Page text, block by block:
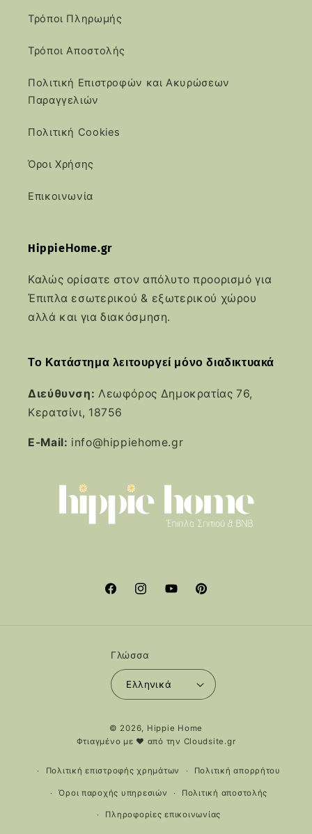
Τρόποι Πληρωμής
Τρόποι Αποστολής
Πολιτική Επιστροφών και Ακυρώσεων
Παραγγελιών
Πολιτική Cookies
Όροι Χρήσης
Επικοινωνία
HippieΗome.gr
Καλώς ορίσατε στον απόλυτο προορισμό για
Έπιπλα εσωτερικού & εξωτερικού χώρου
αλλά και για διακόσμηση.
Το Κατάστημα λειτουργεί μόνο διαδικτυακά
Διεύθυνση: Λεωφόρος Δημοκρατίας 76,
Κερατσίνι, 18756
E-Mail: info@hippiehome.gr
FacebookInstagramYouTubePinterest
Γλώσσα
Ελληνικά
πληρωμής
© 2026, Hippie Home
Φτιαγμένο με ❤️ από την Cloudsite.gr
Πολιτική επιστροφής χρημάτων Πολιτική απορρήτου
Όροι παροχής υπηρεσιών Πολιτική αποστολής
Πληροφορίες επικοινωνίας